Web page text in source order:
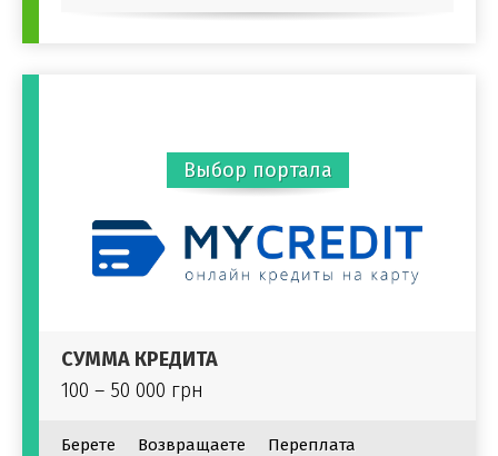
Выбор портала
СУММА КРЕДИТА
100 – 50 000 грн
Берете
Возвращаете
Переплата